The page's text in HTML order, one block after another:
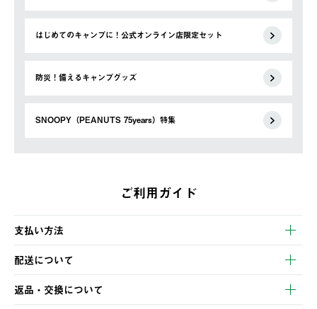
はじめてのキャンプに！公式オンライン店限定セット
防災！備えるキャンプグッズ
SNOOPY（PEANUTS 75years）特集
ご利用ガイド
支払い方法
以下のいずれかの方法でお支払いいただけます。
・クレジットカード決済
・コンビニ決済
・Pay-easy決済
配送について
【発送スケジュール】
ご注文・ご入金完了より2営業日以内に商品を発送いたします。
返品・交換について